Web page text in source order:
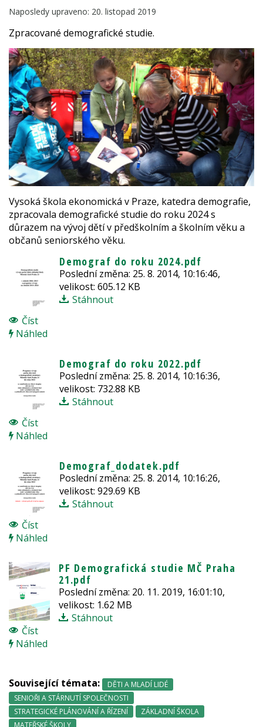
Naposledy upraveno: 20. listopad 2019
Zpracované demografické studie.
Vysoká škola ekonomická v Praze, katedra demografie,
zpracovala demografické studie do roku 2024 s
důrazem na vývoj dětí v předškolním a školním věku a
občanů seniorského věku.
Demograf do roku 2024.pdf
Poslední změna: 25. 8. 2014, 10:16:46,
velikost: 605.12 KB
Stáhnout
Číst
Náhled
Demograf do roku 2022.pdf
Poslední změna: 25. 8. 2014, 10:16:36,
velikost: 732.88 KB
Stáhnout
Číst
Náhled
Demograf _dodatek.pdf
Poslední změna: 25. 8. 2014, 10:16:26,
velikost: 929.69 KB
Stáhnout
Číst
Náhled
PF Demografická studie MČ Praha
21.pdf
Poslední změna: 20. 11. 2019, 16:01:10,
velikost: 1.62 MB
Stáhnout
Číst
Náhled
Související témata:
DĚTI A MLADÍ LIDÉ
SENIOŘI A STÁRNUTÍ SPOLEČNOSTI
STRATEGICKÉ PLÁNOVÁNÍ A ŘÍZENÍ
ZÁKLADNÍ ŠKOLA